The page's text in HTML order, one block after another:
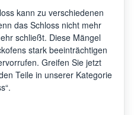
kann zu verschiedenen
das Schloss nicht mehr
schließt. Diese Mängel
stark beeinträchtigen
Greifen Sie jetzt
Teile in unserer Kategorie